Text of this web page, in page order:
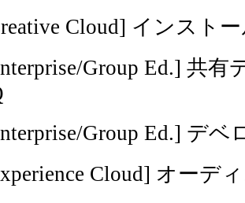
Cloud] インスト
Group Ed.] 共有
Group Ed.] デベ
Cloud] オーデ